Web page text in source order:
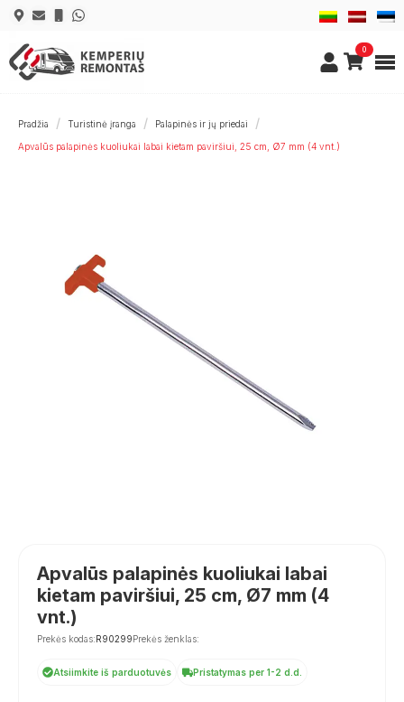
0
Pradžia Turistinė įranga Palapinės ir jų priedai
Apvalūs palapinės kuoliukai labai kietam paviršiui, 25 cm, Ø7 mm (4 vnt.)
Apvalūs palapinės kuoliukai labai
kietam paviršiui, 25 cm, Ø7 mm (4
vnt.)
Prekės kodas:R90299Prekės ženklas:
Atsiimkite iš parduotuvės Pristatymas per 1-2 d.d.